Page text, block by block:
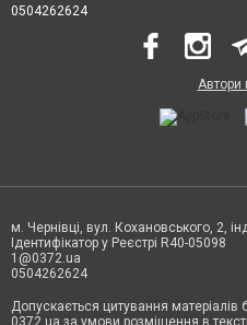
0504262624
Автори
м. Чернівці, вул. Кохановського, 2,
Ідентифікатор у Реєстрі R40-05098
1@0372.ua
0504262624
Допускається цитування
0372.ua за умови розміщення в